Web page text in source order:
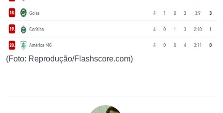
(Foto: Reprodução/Flashscore.com)